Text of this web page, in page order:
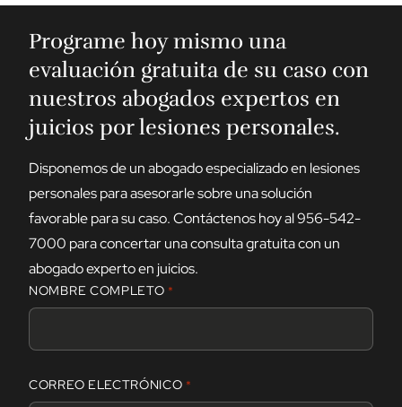
Programe hoy mismo una
evaluación gratuita de su caso con
nuestros abogados expertos en
juicios por lesiones personales.
Disponemos de un abogado especializado en lesiones
personales para asesorarle sobre una solución
favorable para su caso. Contáctenos hoy al 956-542-
7000 para concertar una consulta gratuita con un
abogado experto en juicios.
NOMBRE COMPLETO *
o
CORREO ELECTRÓNICO *